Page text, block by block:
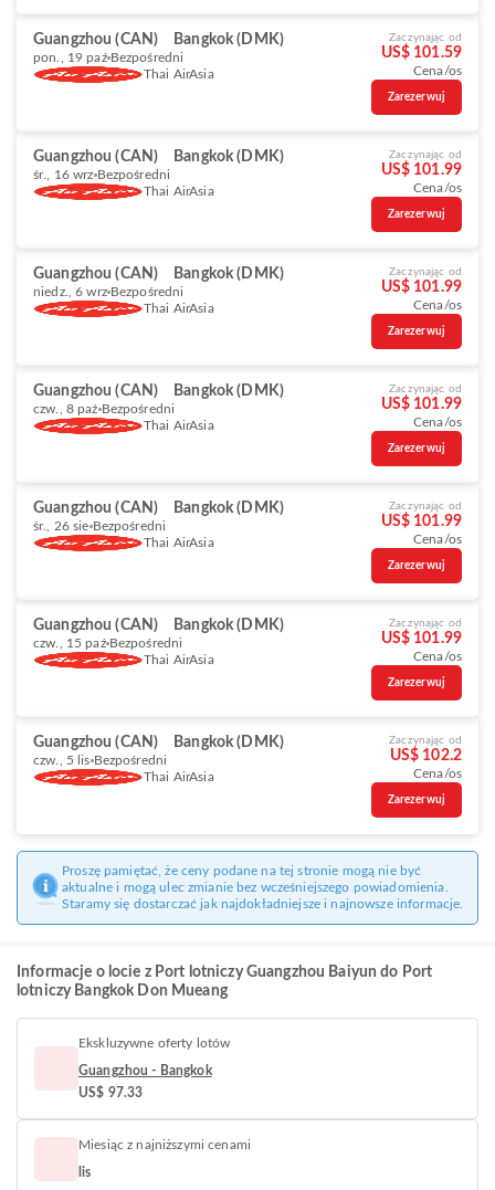
Guangzhou (CAN) Bangkok (DMK)
pon., 19 paź Bezpośredni
Thai AirAsia
Zaczynając od
US$ 101.59
Cena/os
Zarezerwuj
Guangzhou (CAN) Bangkok (DMK)
śr., 16 wrz Bezpośredni
Thai AirAsia
Zaczynając od
US$ 101.99
Cena/os
Zarezerwuj
Guangzhou (CAN) Bangkok (DMK)
niedz., 6 wrz Bezpośredni
Thai AirAsia
Zaczynając od
US$ 101.99
Cena/os
Zarezerwuj
Guangzhou (CAN) Bangkok (DMK)
czw., 8 paź Bezpośredni
Thai AirAsia
Zaczynając od
US$ 101.99
Cena/os
Zarezerwuj
Guangzhou (CAN) Bangkok (DMK)
śr., 26 sie Bezpośredni
Thai AirAsia
Zaczynając od
US$ 101.99
Cena/os
Zarezerwuj
Guangzhou (CAN) Bangkok (DMK)
czw., 15 paź Bezpośredni
Thai AirAsia
Zaczynając od
US$ 101.99
Cena/os
Zarezerwuj
Guangzhou (CAN) Bangkok (DMK)
czw., 5 lis Bezpośredni
Thai AirAsia
Zaczynając od
US$ 102.2
Cena/os
Zarezerwuj
Proszę pamiętać, że ceny podane na tej stronie mogą nie być
aktualne i mogą ulec zmianie bez wcześniejszego powiadomienia.
Staramy się dostarczać jak najdokładniejsze i najnowsze informacje.
Informacje o locie z Port lotniczy Guangzhou Baiyun do Port
lotniczy Bangkok Don Mueang
Ekskluzywne oferty lotów
Guangzhou - Bangkok
US$ 97.33
Miesiąc z najniższymi cenami
lis